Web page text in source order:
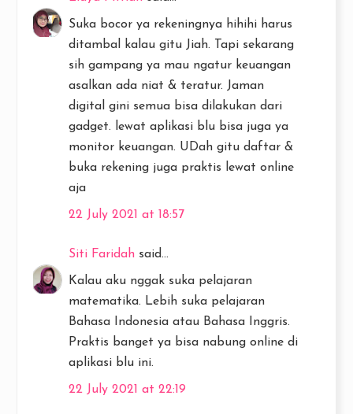
Suka bocor ya rekeningnya hihihi harus
ditambal kalau gitu Jiah. Tapi sekarang
sih gampang ya mau ngatur keuangan
asalkan ada niat & teratur. Jaman
digital gini semua bisa dilakukan dari
gadget. lewat aplikasi blu bisa juga ya
monitor keuangan. UDah gitu daftar &
buka rekening juga praktis lewat online
aja
22 July 2021 at 18:57
Siti Faridah said...
Kalau aku nggak suka pelajaran
matematika. Lebih suka pelajaran
Bahasa Indonesia atau Bahasa Inggris.
Praktis banget ya bisa nabung online di
aplikasi blu ini.
22 July 2021 at 22:19